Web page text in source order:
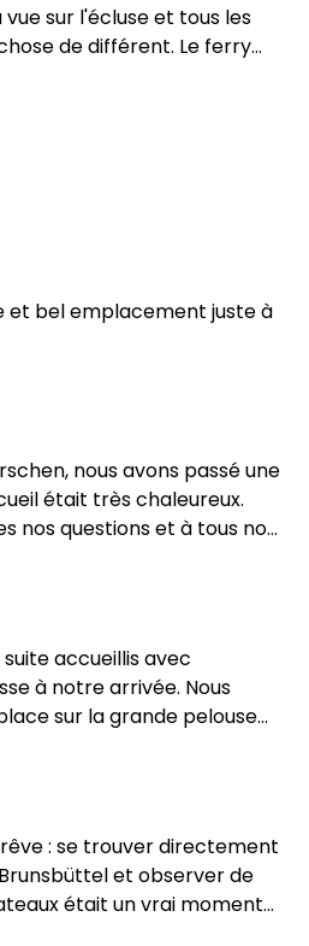
sur l'écluse et tous les
de différent. Le ferry
Sud n'est bien sûr pas mal
et bel emplacement juste à
nous avons passé une
était très chaleureux.
nos questions et à tous nos
Depuis le terrain, nous
bateaux entrer
reviendrons
accueillis avec
à notre arrivée. Nous
sur la grande pelouse
fluvial.
: se trouver directement
et observer de
était un vrai moment